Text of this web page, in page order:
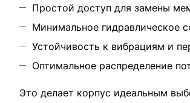
Простой доступ для замены
Минимальное гидравлическое
Устойчивость к вибрациям и
Оптимальное распределение
Это делает корпус идеальным